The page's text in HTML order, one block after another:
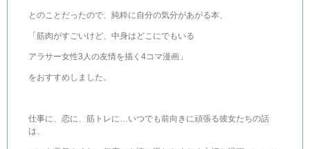
とのことだったので、純粋に自分の気分があがる本、
「筋肉がすごいけど、中身はどこにでもいる
アラサー女性3人の友情を描く4コマ漫画」
をおすすめしました。
仕事に、恋に、筋トレに…いつでも前向きに頑張る彼女たちの話
は、